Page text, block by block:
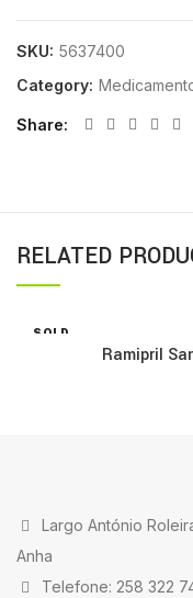
SKU: 5637400
Category:
Share
RELATED
SOLD
Ramipril
Largo António
Anha
Telefone: 258 322